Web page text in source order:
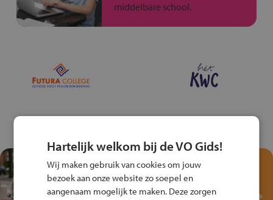
middelbare school.
Test je kennis met het
Fiets Veilig
Verkeersspel!
Hartelijk welkom bij de VO Gids!
Wij maken gebruik van cookies om jouw
bezoek aan onze website zo soepel en
aangenaam mogelijk te maken. Deze zorgen